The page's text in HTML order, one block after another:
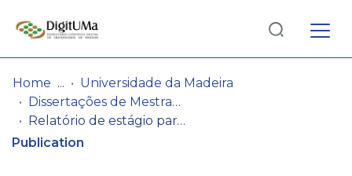
Communities
& Collections
Log
In(current)
Home
Universidade da Madeira
Dissertações de Mestrado
Relatório de estágio para obtenção do grau de Mestre em Educação Pré-Escolar e Ensino do 1.º Ciclo do Ensino Básico
Publication